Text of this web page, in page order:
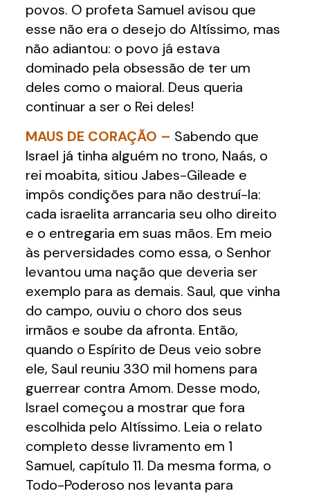
povos. O profeta Samuel avisou que
esse não era o desejo do Altíssimo, mas
não adiantou: o povo já estava
dominado pela obsessão de ter um
deles como o maioral. Deus queria
continuar a ser o Rei deles!
MAUS DE CORAÇÃO – Sabendo que
Israel já tinha alguém no trono, Naás, o
rei moabita, sitiou Jabes-Gileade e
impôs condições para não destruí-la:
cada israelita arrancaria seu olho direito
e o entregaria em suas mãos. Em meio
às perversidades como essa, o Senhor
levantou uma nação que deveria ser
exemplo para as demais. Saul, que vinha
do campo, ouviu o choro dos seus
irmãos e soube da afronta. Então,
quando o Espírito de Deus veio sobre
ele, Saul reuniu 330 mil homens para
guerrear contra Amom. Desse modo,
Israel começou a mostrar que fora
escolhida pelo Altíssimo. Leia o relato
completo desse livramento em 1
Samuel, capítulo 11. Da mesma forma, o
Todo-Poderoso nos levanta para